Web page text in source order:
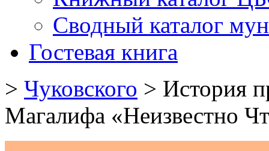
Сводный каталог
Гостевая книга
> Чуковского > История
Магалифа «Неизвестно